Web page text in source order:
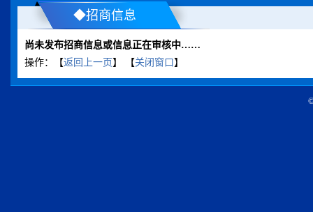
◆招商信息
尚未发布招商信息或信息正在审核中……
操作：【返回上一页 】 【关闭窗口 】